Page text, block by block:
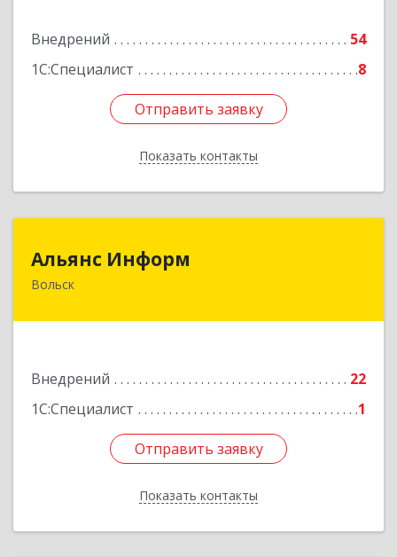
Внедрений
54
1С:Специалист
8
Отправить заявку
Показать контакты
Отправить заявку
Назад
Альянс Информ
Вольск
Внедрений
22
1С:Специалист
1
Отправить заявку
Показать контакты
Отправить заявку
Назад